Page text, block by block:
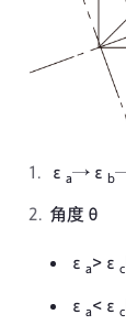
ε a→εb
角度θ
ε a>εc
ε a<ε c